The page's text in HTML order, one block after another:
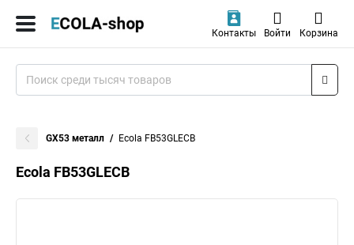
Контакты Войти Корзина
GX53 металл Ecola FB53GLECB
Ecola FB53GLECB